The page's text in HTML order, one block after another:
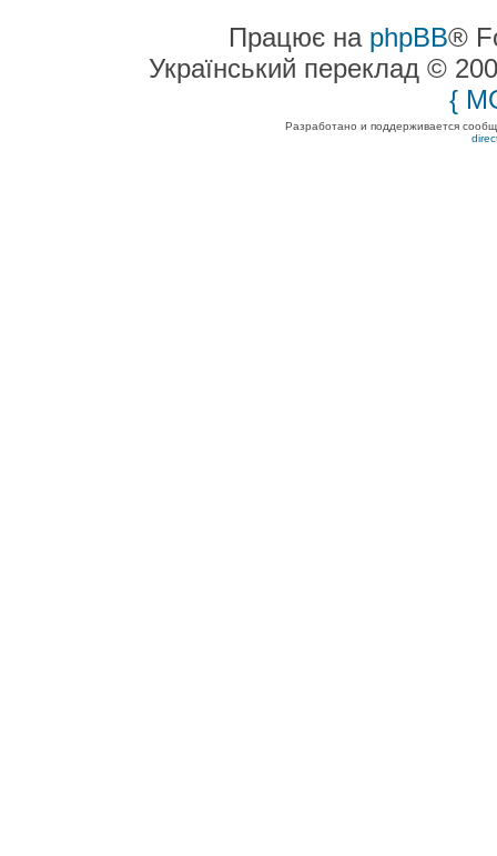
Працює на phpBB®
Український переклад ©
{
Разработано и поддерживается